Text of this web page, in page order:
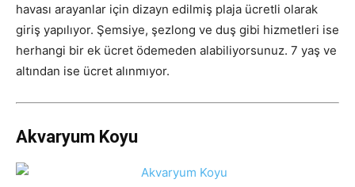
havası arayanlar için dizayn edilmiş plaja ücretli olarak
giriş yapılıyor. Şemsiye, şezlong ve duş gibi hizmetleri ise
herhangi bir ek ücret ödemeden alabiliyorsunuz. 7 yaş ve
altından ise ücret alınmıyor.
Akvaryum Koyu